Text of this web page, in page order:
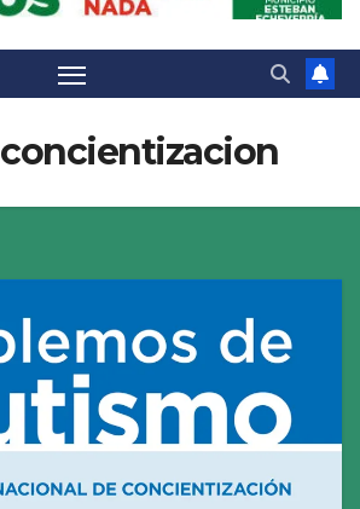
concientizacion